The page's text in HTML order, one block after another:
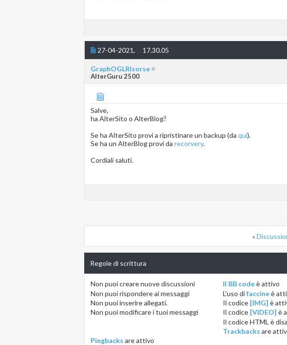
27-04-2021, 17.30.05
GraphOGLRisorse
AlterGuru 2500
Salve,
ha AlterSito o AlterBlog?
Se ha AlterSito provi a ripristinare un backup (da qui).
Se ha un AlterBlog provi da recorvery.
Cordiali saluti.
«
Regole di scrittura
Non puoicreare nuove discussioni
Non puoirispondere ai messaggi
Non puoiinserire allegati.
Non puoimodificare i tuoi messaggi
Il BB codeèattivo
L'uso difaccineè
Il codice [IMG] è
Il codice [VIDEO] è
Il codice HTML è
Trackbacks are
Pingbacks areattivo